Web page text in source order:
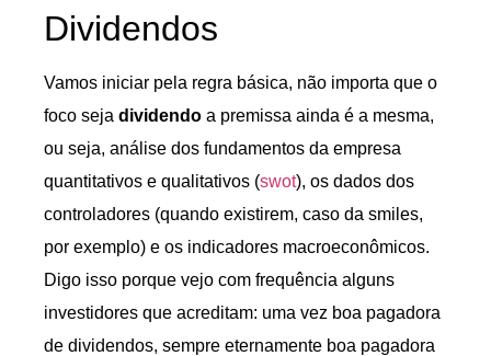
Dividendos
Vamos iniciar pela regra básica, não importa que o
foco seja dividendo a premissa ainda é a mesma,
ou seja, análise dos fundamentos da empresa
quantitativos e qualitativos (swot), os dados dos
controladores (quando existirem, caso da smiles,
por exemplo) e os indicadores macroeconômicos.
Digo isso porque vejo com frequência alguns
investidores que acreditam: uma vez boa pagadora
de dividendos, sempre eternamente boa pagadora